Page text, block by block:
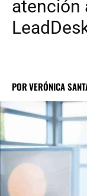
atención
PORVERÓNICA